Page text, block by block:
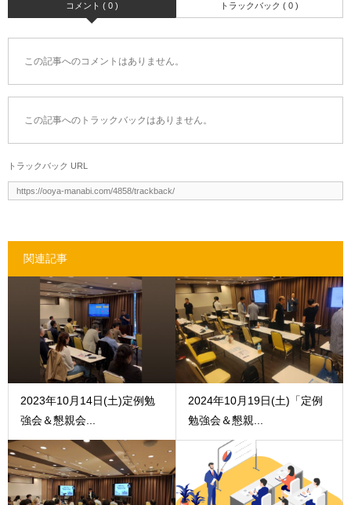
コメント ( 0 ) トラックバック ( 0 )
この記事へのコメントはありません。
この記事へのトラックバックはありません。
トラックバック URL
関連記事
2023年10月14日(土)定例勉
強会＆懇親会...
2024年10月19日(土)「定例
勉強会＆懇親...